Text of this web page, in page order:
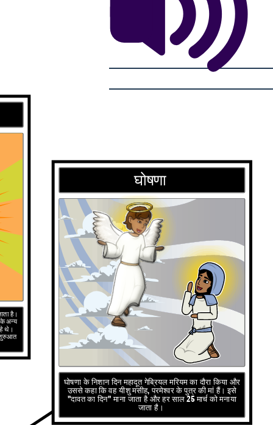
घोषणा
है।
के अन्य
थे।
शुरुआत
घोषणा के निशान दिन महादूत गेब्रियल मरियम का दौरा किया और
उससे कहा कि वह यीशु मसीह, परमेश्वर के पुत्र की मां हैं। इसे
"दावत का दिन" माना जाता है और हर साल 25 मार्च को मनाया
जाता है।